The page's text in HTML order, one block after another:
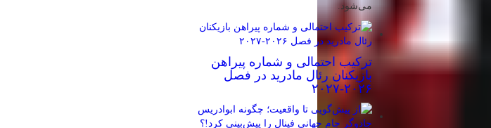
می‌شود.
ترکیب احتمالی و شماره پیراهن
بازیکنان رئال مادرید در فصل
۲۰۲۶-۲۰۲۷